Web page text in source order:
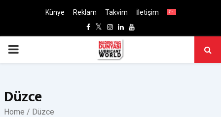
Künye Reklam Takvim
İletişim
Facebook
Twitter
Instagram
LinkedinYoutube
PRIMARY
Düzce
Home / Düzce